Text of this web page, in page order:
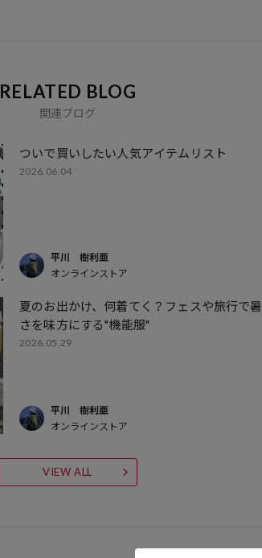
RELATED BLOG
関連ブログ
ついで買いしたい人気アイテムリスト
2026.06.04
平川 樹利亜
オンラインストア
夏のお出かけ、何着てく？フェスや旅行で暑
さを味方にする"機能服"
2026.05.29
平川 樹利亜
オンラインストア
VIEW ALL